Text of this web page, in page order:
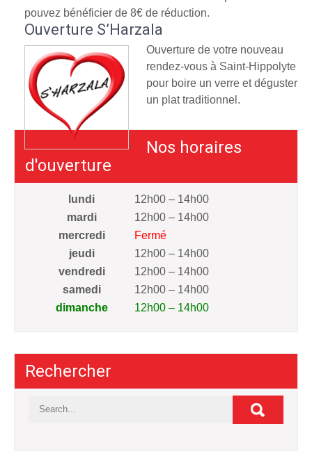
pouvez bénéficier de 8€ de réduction.
Ouverture S’Harzala
Ouverture de votre nouveau
rendez-vous à Saint-Hippolyte
pour boire un verre et déguster
un plat traditionnel.
Nos horaires
d'ouverture
lundi
12h00 – 14h00
mardi
12h00 – 14h00
mercredi
Fermé
jeudi
12h00 – 14h00
vendredi
12h00 – 14h00
samedi
12h00 – 14h00
dimanche
12h00 – 14h00
Rechercher